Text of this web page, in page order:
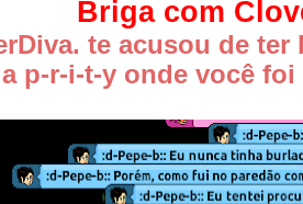
Briga com
te acusou de
p-r-i-t-y onde você